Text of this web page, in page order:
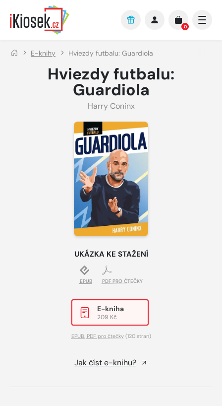
Přejít na hlavní obsah
0
E-knihy Hviezdy futbalu: Guardiola
Hviezdy futbalu:
Guardiola
Harry Coninx
UKÁZKA KE STAŽENÍ
EPUB PDF PRO ČTEČKY
E-kniha
209 Kč
EPUB, PDF pro čtečky(120 stran)
Jak číst e-knihu?